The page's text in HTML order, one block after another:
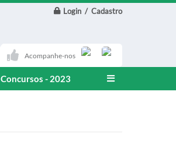
Login / Cadastro
Acompanhe-nos
Concursos - 2023